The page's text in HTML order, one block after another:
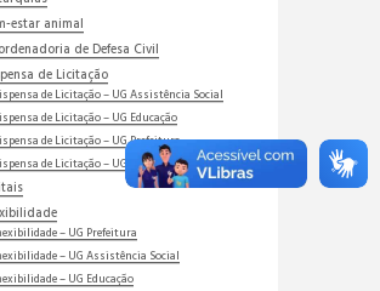
estar animal
de Defesa Civil
de Licitação
de Licitação – UG Assistência Social
de Licitação – UG Educação
de Licitação – UG Prefeitura
de Licitação – UG Saúde
– UG Prefeitura
– UG Assistência Social
– UG Educação